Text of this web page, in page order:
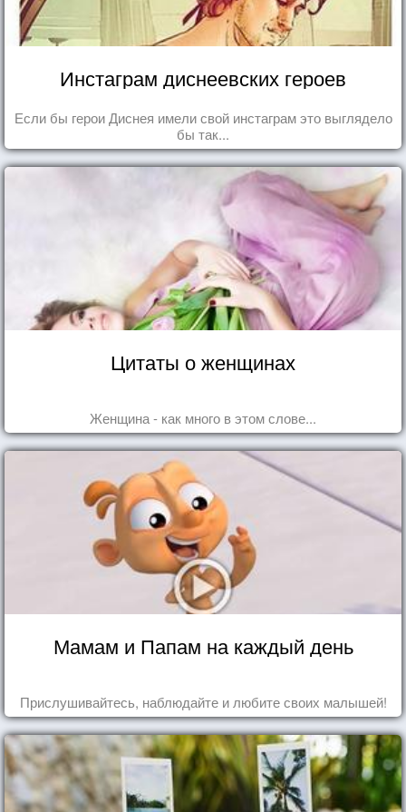
Инстаграм диснеевских героев
Если бы герои Диснея имели свой инстаграм это выглядело
бы так...
Цитаты о женщинах
Женщина - как много в этом слове...
Мамам и Папам на каждый день
Прислушивайтесь, наблюдайте и любите своих малышей!